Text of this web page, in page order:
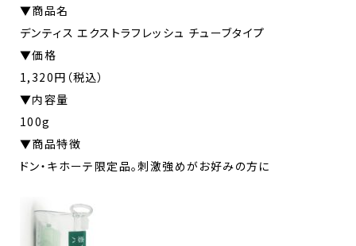
▼商品名
デンティス エクストラフレッシュ チューブタイプ
▼価格
1,320円（税込）
▼内容量
100g
▼商品特徴
ドン・キホーテ限定品。刺激強めがお好みの方に